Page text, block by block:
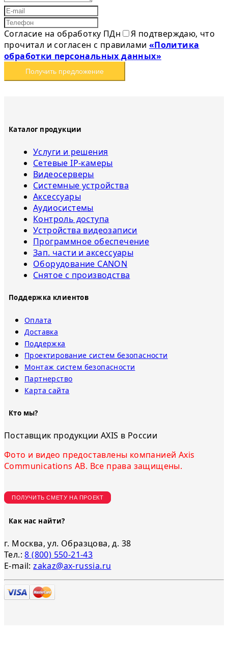
Согласие на обработку ПДн
Я подтверждаю, что
прочитал и согласен с правилами «Политика
обработки персональных данных»
Получить предложение
Каталог продукции
Услуги и решения
Сетевые IP-камеры
Видеосерверы
Системные устройства
Аксессуары
Аудиосистемы
Контроль доступа
Устройства видеозаписи
Программное обеспечение
Зап. части и аксессуары
Оборудование CANON
Снятое с прoизвoдства
Поддержка клиентов
Оплата
Доставка
Поддержка
Проектирование систем безопасности
Монтаж систем безопасности
Партнерство
Карта сайта
Кто мы?
Поставщик продукции AXIS в России
Фото и видео предоставлены компанией Axis
Communications AB. Все права защищены.
ПОЛУЧИТЬ СМЕТУ НА ПРОЕКТ
Как нас найти?
г. Москва, ул. Образцова, д. 38
Тел.:8 (800) 550-21-43
E-mail:zakaz@ax-russia.ru